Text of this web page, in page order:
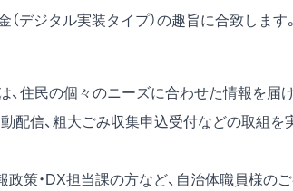
デジタル実装タイプ）の趣旨に合致します。
、住民の個々のニーズに合わせた情報を届
配信、粗大ごみ収集申込受付などの取組
政策・DX担当課の方など、自治体職員様の